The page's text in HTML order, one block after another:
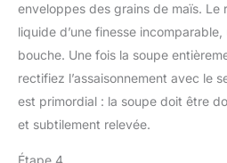
enveloppes des grains de maïs. Le
liquide d’une finesse
bouche. Une fois la soupe
rectifiez l’assaisonnement avec le
est primordial : la soupe doit être
et subtilement relevée.